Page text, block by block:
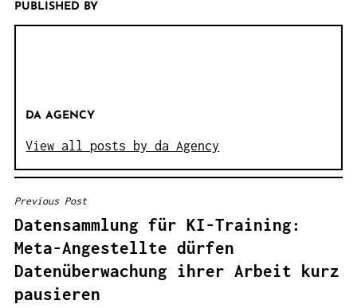
PUBLISHED BY
DA AGENCY
View all posts by da Agency
B
E
I
T
R
Previous Post
Datensammlung für KI-Training:
Meta-Angestellte dürfen
Datenüberwachung ihrer Arbeit kurz
pausieren